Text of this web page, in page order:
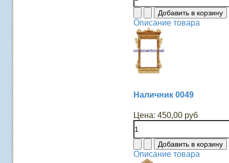
Описание товара
Наличник 0049
Цена: 450,00 руб
Описание товара